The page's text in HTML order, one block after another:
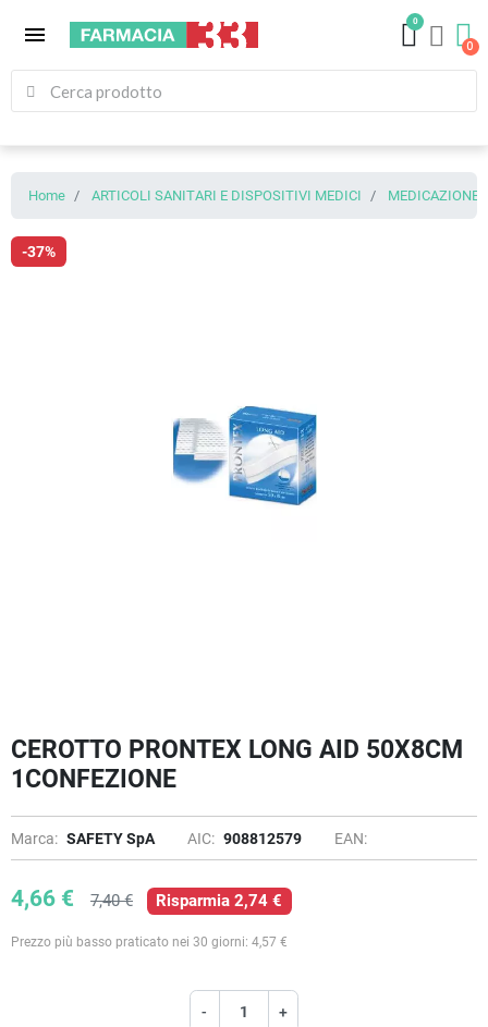
menu
0
Home ARTICOLI SANITARI E DISPOSITIVI MEDICI MEDICAZIONE
-37%
CEROTTO PRONTEX LONG AID 50X8CM
1CONFEZIONE
Marca: SAFETY SpA AIC: 908812579 EAN:
4,66 € 7,40 € Risparmia 2,74 €
Prezzo più basso praticato nei 30 giorni: 4,57 €
- +